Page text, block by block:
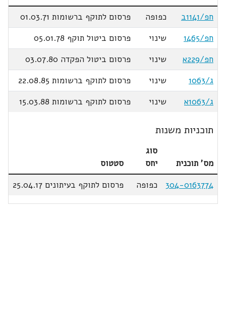
חפ/1141ב
כפופה
פרסום לתוקף ברשומות 01.03.71
חפ/1465
שינוי
פרסום ביטול תוקף 05.01.78
חפ/229א
שינוי
פרסום ביטול הפקדה 03.07.80
ג/1063
שינוי
פרסום לתוקף ברשומות 22.08.85
ג/1063א
שינוי פרסום לתוקף ברשומות 15.03.88
תוכניות משנות
מס' תוכנית
סוג
יחס
סטטוס
304-0163774
כפופה פרסום לתוקף בעיתונים 25.04.17